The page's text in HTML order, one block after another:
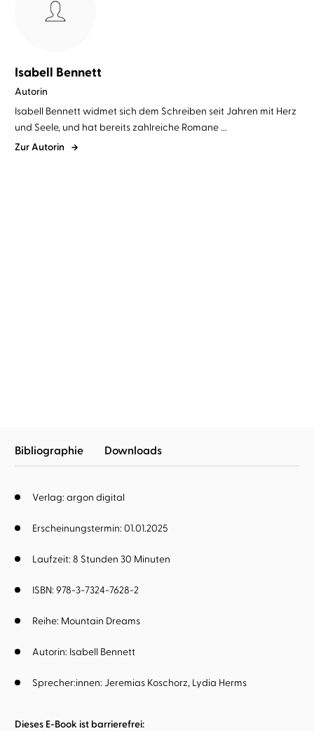
Isabell Bennett
Autorin
Isabell Bennett widmet sich dem Schreiben seit Jahren mit Herz
und Seele, und hat bereits zahlreiche Romane ...
Zur Autorin
Bibliographie Downloads
Verlag: argon digital
Erscheinungstermin: 01.01.2025
Laufzeit: 8 Stunden 30 Minuten
ISBN: 978-3-7324-7628-2
Reihe: Mountain Dreams
Autorin: Isabell Bennett
Sprecher:innen: Jeremias Koschorz Lydia Herms
Dieses E-Book ist barrierefrei: